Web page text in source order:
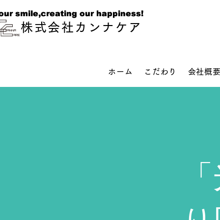
smile,creating our happiness!
smile,creating our happiness!
株式会社カンナケア
ホーム こだわり 会社概